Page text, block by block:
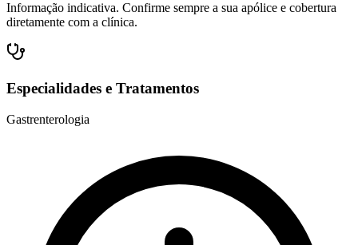
Informação indicativa. Confirme sempre a sua apólice e cobertura
diretamente com a clínica.
Especialidades e Tratamentos
Gastrenterologia